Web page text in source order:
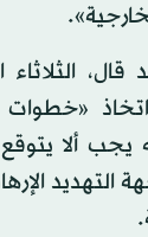
قال،
اتخاذ
يجب ألا